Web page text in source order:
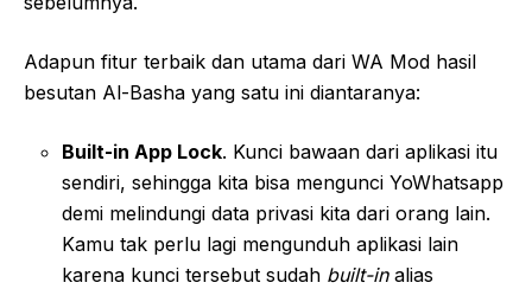
Adapun fitur terbaik dan utama dari WA Mod hasil
besutan Al-Basha yang satu ini diantaranya:
Built-in App Lock. Kunci bawaan dari aplikasi itu
sendiri, sehingga kita bisa mengunci YoWhatsapp
demi melindungi data privasi kita dari orang lain.
Kamu tak perlu lagi mengunduh aplikasi lain
karena kunci tersebut sudah built-in alias